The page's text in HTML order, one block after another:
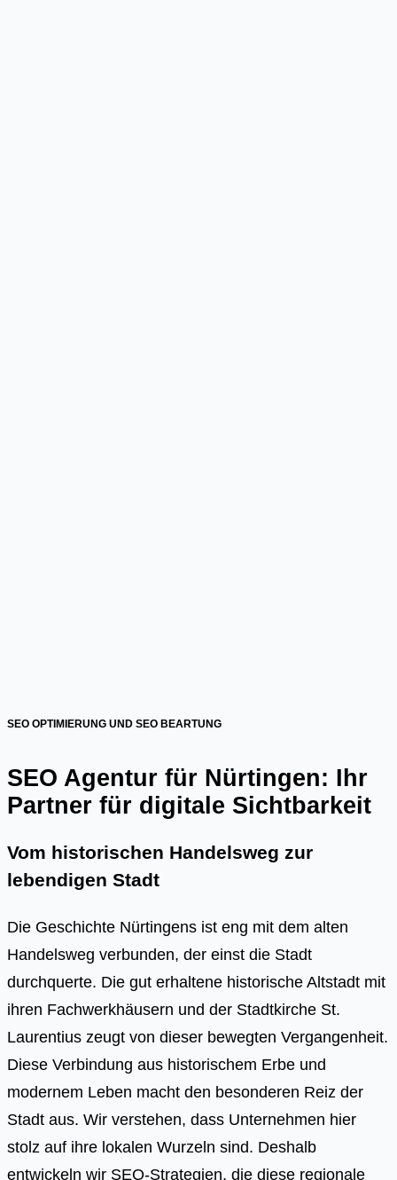
SEO OPTIMIERUNG UND SEO BEARTUNG
SEO Agentur für Nürtingen: Ihr
Partner für digitale Sichtbarkeit
Vom historischen Handelsweg zur
lebendigen Stadt
Die Geschichte Nürtingens ist eng mit dem alten
Handelsweg verbunden, der einst die Stadt
durchquerte. Die gut erhaltene historische Altstadt mit
ihren Fachwerkhäusern und der Stadtkirche St.
Laurentius zeugt von dieser bewegten Vergangenheit.
Diese Verbindung aus historischem Erbe und
modernem Leben macht den besonderen Reiz der
Stadt aus. Wir verstehen, dass Unternehmen hier
stolz auf ihre lokalen Wurzeln sind. Deshalb
entwickeln wir SEO-Strategien, die diese regionale